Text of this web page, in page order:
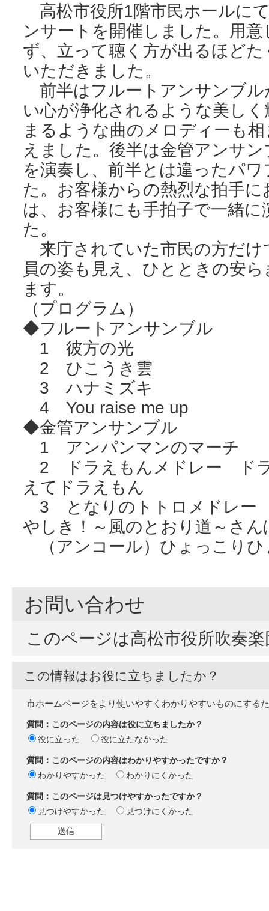
高松市役所1階市民ホールに
ンサートを開催しました。用
ず、立って聴く方が出るほど
いただきました。
前半はフルートアンサンブル
い心が浄化されるような美し
まるような曲のメロディーも
えました。後半は金管アンサ
を演奏し、前半とは違ったパ
た。お客様からの熱烈な拍手
は、お客様にも手拍子で一緒
た。
来庁されていた市民の方だけ
員の姿も見え、ひとときの安
ます。
（プログラム）
◆フルートアンサンブル
1 彼方の光
2 ひこうき雲
3 ハナミズキ
4 You raise me up
◆金管アンサンブル
1 アンパンマンのマーチ
2 ドラえもんメドレー ドラ
えてドラえもん
3 となりのトトロメドレー
やしき！～風のとおり道～さん
（アンコール）ひょっこりひ
お問い合わせ
このページは高松市役所吹奏
この情報はお役に立ちましたか？
市ホームページをより使いやすくわかりやすいものにする
質問：このページの内容は役に立ちましたか？
役に立った
役に立たなかった
質問：このページの内容はわかりやすかったですか？
わかりやすかった
わかりにくかった
質問：このページは見つけやすかったですか？
見つけやすかった
見つけにくかった